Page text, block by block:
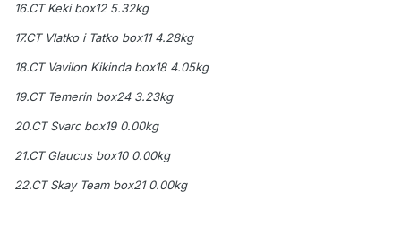
16.CT Keki box12 5.32kg
17.CT Vlatko i Tatko box11 4.28kg
18.CT Vavilon Kikinda box18 4.05kg
19.CT Temerin box24 3.23kg
20.CT Svarc box19 0.00kg
21.CT Glaucus box10 0.00kg
22.CT Skay Team box21 0.00kg